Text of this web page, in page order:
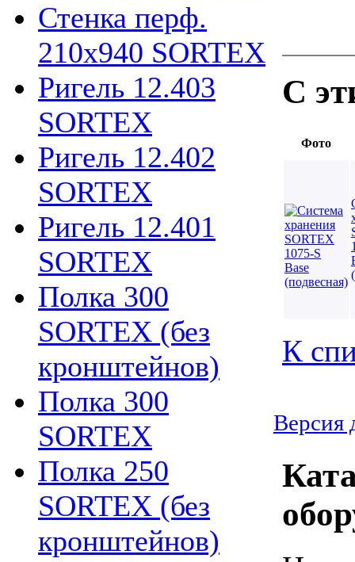
Стенка перф.
210х940 SORTEX
Ригель 12.403
SORTEX
Ригель 12.402
SORTEX
Ригель 12.401
SORTEX
Полка 300
SORTEX (без
кронштейнов)
Полка 300
SORTEX
Полка 250
SORTEX (без
кронштейнов)
С
Фото
К
Версия